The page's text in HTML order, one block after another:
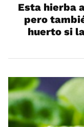
Esta hierba
pero
huerto si